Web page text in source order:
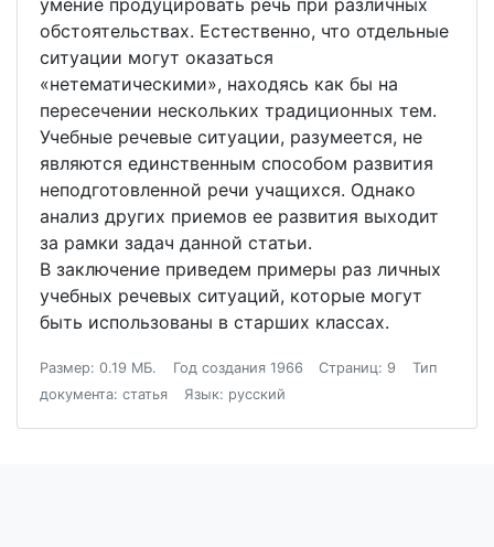
обстоятельствах. Естественно, что отдельные
ситуации могут оказаться
«нетематическими», находясь как бы на
пересечении нескольких традиционных тем.
Учебные речевые ситуации, разумеется, не
являются единственным способом развития
неподготовленной речи учащихся. Однако
анализ других приемов ее развития выходит
за рамки задач данной статьи.
В заключение приведем примеры раз личных
учебных речевых ситуаций, которые могут
быть использованы в старших классах.
Размер: 0.19 МБ. Год создания 1966 Страниц: 9
Тип
документа: статья
Язык: русский